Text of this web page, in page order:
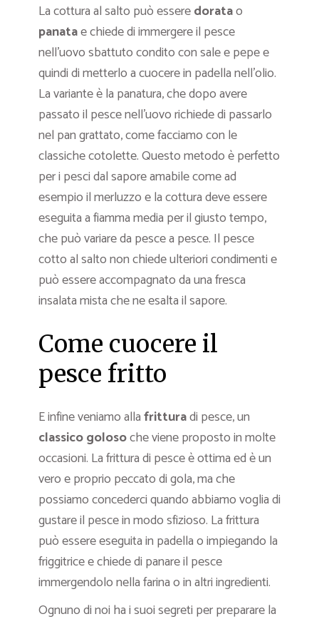
La cottura al salto può esseredoratao
panatae chiede di immergere il pesce
nell’uovo sbattuto condito con sale e pepe e
quindi di metterlo a cuocere in padella nell’olio.
La variante è la panatura, che dopo avere
passato il pesce nell’uovo richiede di passarlo
nel pan grattato, come facciamo con le
classiche cotolette. Questo metodo è perfetto
per i pesci dal sapore amabile come ad
esempio il merluzzo e la cottura deve essere
eseguita a fiamma media per il giusto tempo,
che può variare da pesce a pesce. Il pesce
cotto al salto non chiede ulteriori condimenti e
può essere accompagnato da una fresca
insalata mista che ne esalta il sapore.
Come cuocere il
pesce fritto
E infine veniamo allafritturadi pesce, un
classico golosoche viene proposto in molte
occasioni. La frittura di pesce è ottima ed è un
vero e proprio peccato di gola, ma che
possiamo concederci quando abbiamo voglia di
gustare il pesce in modo sfizioso. La frittura
può essere eseguita in padella o impiegando la
friggitrice e chiede di panare il pesce
immergendolo nella farina o in altri ingredienti.
Ognuno di noi ha i suoi segreti per preparare la